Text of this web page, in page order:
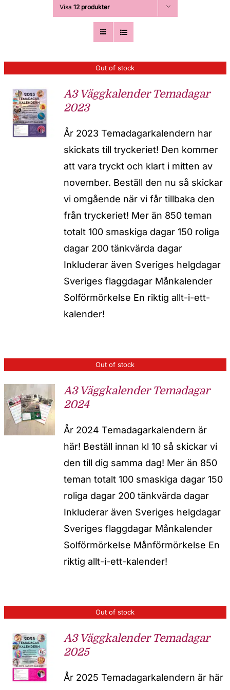
Visa 12 produkter
Out of stock
A3 Väggkalender Temadagar
2023
År 2023 Temadagarkalendern har
skickats till tryckeriet! Den kommer
att vara tryckt och klart i mitten av
november. Beställ den nu så skickar
vi omgående när vi får tillbaka den
från tryckeriet! Mer än 850 teman
totalt 100 smaskiga dagar 150 roliga
dagar 200 tänkvärda dagar
Inkluderar även Sveriges helgdagar
Sveriges flaggdagar Månkalender
Solförmörkelse En riktig allt-i-ett-
kalender!
Out of stock
A3 Väggkalender Temadagar
2024
År 2024 Temadagarkalendern är
här! Beställ innan kl 10 så skickar vi
den till dig samma dag! Mer än 850
teman totalt 100 smaskiga dagar 150
roliga dagar 200 tänkvärda dagar
Inkluderar även Sveriges helgdagar
Sveriges flaggdagar Månkalender
Solförmörkelse Månförmörkelse En
riktig allt-i-ett-kalender!
Out of stock
A3 Väggkalender Temadagar
2025
År 2025 Temadagarkalendern är här